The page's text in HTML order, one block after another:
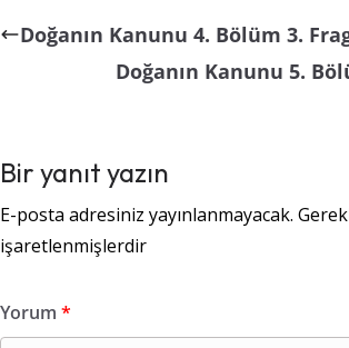
Doğanın Kanunu 4. Bölüm 3.
Doğanın Kanunu 5.
Bir yanıt yazın
E-posta adresiniz yayınlanmayacak.
işaretlenmişlerdir
Yorum *